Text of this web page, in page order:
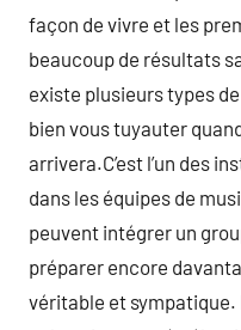
façon de vivre et les
beaucoup de résultats
existe plusieurs types
bien vous tuyauter
arrivera.C’est l’un des
dans les équipes de
peuvent intégrer un
préparer encore
véritable et sympatique.